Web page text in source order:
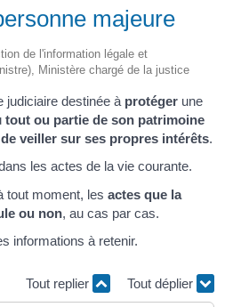
majeure
de l'information légale et
Ministère chargé de la justice
judiciaire destinée à protéger une
tout ou partie de son patrimoine
veiller sur ses propres intérêts.
les actes de la vie courante.
tout moment, lesactes que la
ou non, au cas par cas.
informations à retenir.
Tout replier Tout déplier